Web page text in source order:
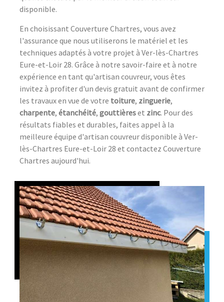
disponible.
En choisissant Couverture Chartres, vous avez
l'assurance que nous utiliserons le matériel et les
techniques adaptés à votre projet à Ver-lès-Chartres
Eure-et-Loir 28. Grâce à notre savoir-faire et à notre
expérience en tant qu'artisan couvreur, vous êtes
invitez à profiter d'un devis gratuit avant de confirmer
les travaux en vue de votre toiture, zinguerie,
charpente, étanchéité, gouttièreset zinc. Pour des
résultats fiables et durables, faites appel à la
meilleure équipe d'artisan couvreur disponible à Ver-
lès-Chartres Eure-et-Loir 28 et contactez Couverture
Chartres aujourd'hui.